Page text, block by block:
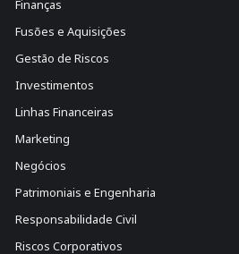
Finanças
Fusões e Aquisições
Gestão de Riscos
Investimentos
Linhas Financeiras
Marketing
Negócios
Patrimoniais e Engenharia
Responsabilidade Civil
Riscos Corporativos